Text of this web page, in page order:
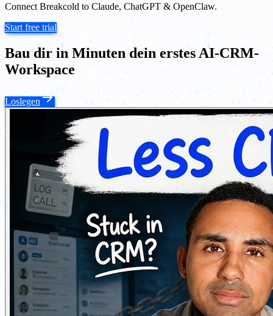
Connect Breakcold to Claude, ChatGPT & OpenClaw.
Start free trial
Bau dir in Minuten dein erstes AI-CRM-
Workspace
Loslegen